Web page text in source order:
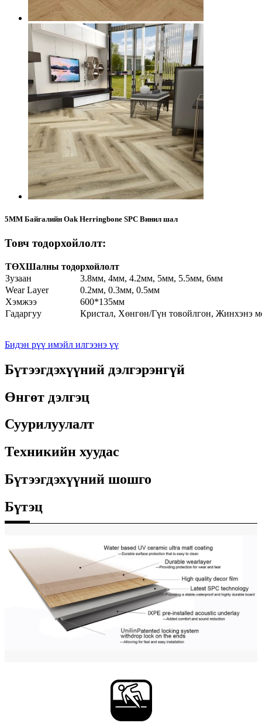
5MM Байгалийн Oak Herringbone SPC Винил шал
Товч тодорхойлолт:
ТӨХШалны тодорхойлолт
Зузаан
3.8мм, 4мм, 4.2мм, 5мм, 5.5мм, 6мм
Wear Layer
0.2мм, 0.3мм, 0.5мм
Хэмжээ
600*135мм
Гадаргуу
Кристал, Хөнгөн/Гүн товойлгон, Жинхэнэ
Бидэн рүү имэйл илгээнэ үү
Бүтээгдэхүүний дэлгэрэнгүй
Өнгөт дэлгэц
Суурилуулалт
Техникийн хуудас
Бүтээгдэхүүний шошго
Бүтэц